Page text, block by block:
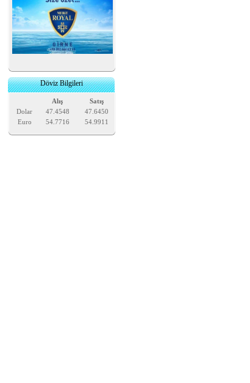
LinkedIn Döviz Bilgileri
Alış
Satış
Dolar
47.4548
47.6450
Euro
54.7716 54.9911